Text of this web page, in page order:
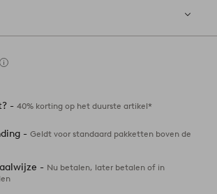
- 40% korting op het duurste artikel*
- Geldt voor standaard pakketten boven de
- Nu betalen, later betalen of in